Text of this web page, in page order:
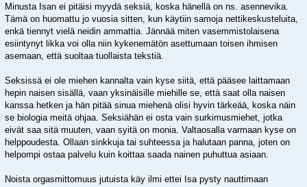
Minusta Isan ei pitäisi myydä seksiä, koska hänellä on ns. asennevika.
Tämä on huomattu jo vuosia sitten, kun käytiin samoja nettikeskusteluita,
enkä tiennyt vielä neidin ammattia. Jännää miten vasemmistolaisena
esiintynyt likka voi olla niin kykenemätön asettumaan toisen ihmisen
asemaan, että suoltaa tuollaista tekstiä.
Seksissä ei ole miehen kannalta vain kyse siitä, että pääsee laittamaan
hepin naisen sisällä, vaan yksinäisille miehille se, että saat olla naisen
kanssa hetken ja hän pitää sinua miehenä olisi hyvin tärkeää, koska näin
se biologia meitä ohjaa. Seksiähän ei osta vain surkimusmiehet, jotka
eivät saa sitä muuten, vaan syitä on monia. Valtaosalla varmaan kyse on
helppoudesta. Ollaan sinkkuja tai suhteessa ja halutaan panna, joten on
helpompi ostaa palvelu kuin koittaa saada nainen puhuttua asiaan.
Noista orgasmittomuus jutuista käy ilmi ettei Isa pysty nauttimaan